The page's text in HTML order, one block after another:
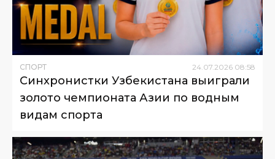
СПОРТ 24.07.2026 08:58
Синхронистки Узбекистана выиграли
золото чемпионата Азии по водным
видам спорта